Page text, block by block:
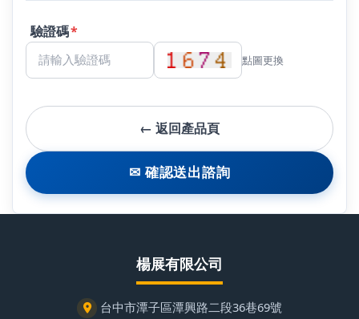
驗證碼*
點圖更換
← 返回產品頁
✉ 確認送出諮詢
楊展有限公司
台中市潭子區潭興路二段36巷69號